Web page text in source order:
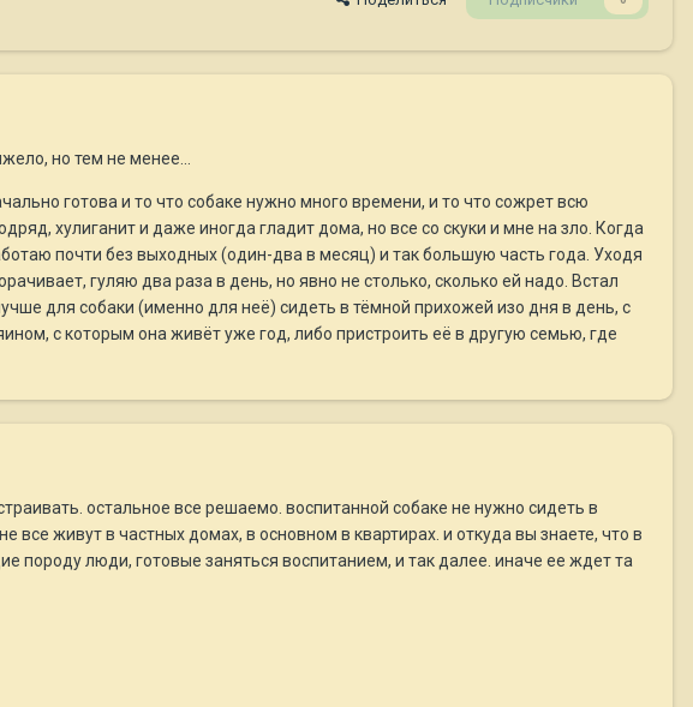
но тем не менее...
готова и то что собаке нужно много времени, и то что сожрет всю
хулиганит и даже иногда гладит дома, но все со скуки и мне на зло. Когда
почти без выходных (один-два в месяц) и так большую часть года. Уходя
гуляю два раза в день, но явно не столько, сколько ей надо. Встал
для собаки (именно для неё) сидеть в тёмной прихожей изо дня в день, с
с которым она живёт уже год, либо пристроить её в другую семью, где
остальное все решаемо. воспитанной собаке не нужно сидеть в
живут в частных домах, в основном в квартирах. и откуда вы знаете, что в
люди, готовые заняться воспитанием, и так далее. иначе ее ждет та